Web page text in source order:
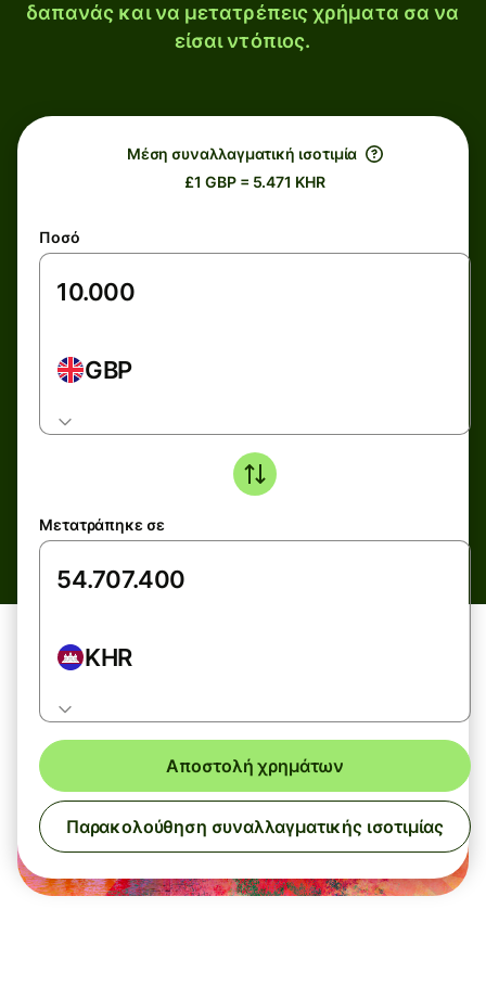
δαπανάς και να μετατρέπεις χρήματα σα να
είσαι ντόπιος.
Μέση συναλλαγματική ισοτιμία
£1 GBP = 5.471 KHR
Ποσό
GBP
Μετατράπηκε σε
KHR
Αποστολή χρημάτων
Παρακολούθηση συναλλαγματικής ισοτιμίας